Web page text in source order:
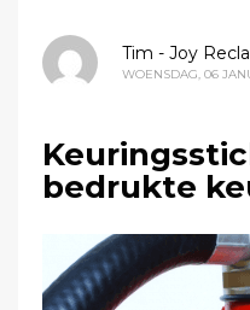
Tim - Joy
WOENSDAG, 06
bedrukte